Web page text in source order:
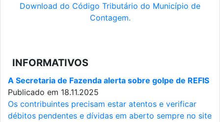
Download do Código Tributário do Município de
Contagem.
INFORMATIVOS
A Secretaria de Fazenda alerta sobre golpe de REFIS
Publicado em 18.11.2025
Os contribuintes precisam estar atentos e verificar
débitos pendentes e dívidas em aberto sempre no site